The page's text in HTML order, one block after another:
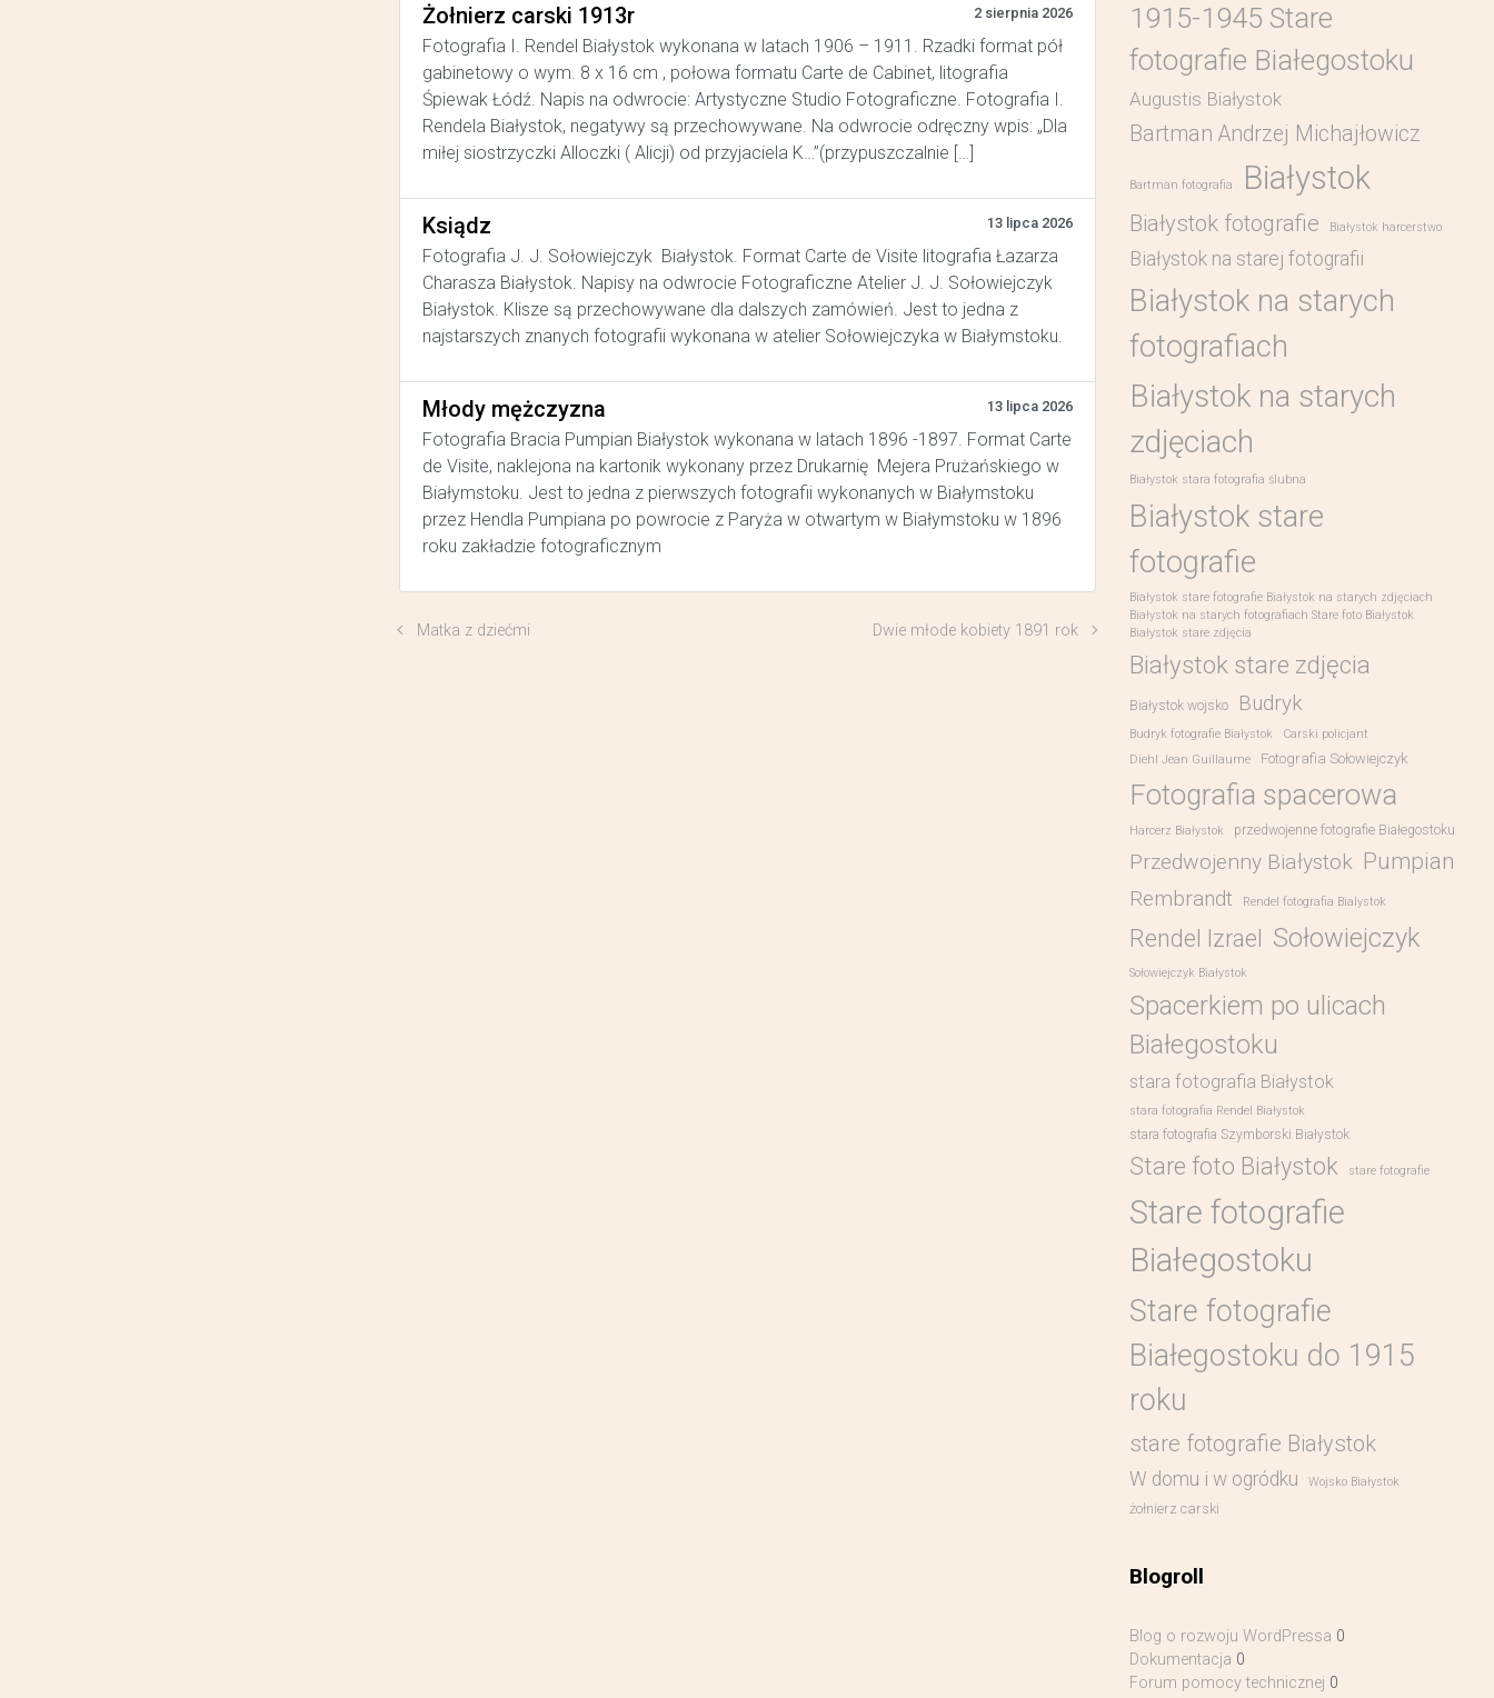
Żołnierz carski 1913r 2 sierpnia 2026
Fotografia I. Rendel Białystok wykonana w latach 1906 – 1911. Rzadki format pół
gabinetowy o wym. 8 x 16 cm , połowa formatu Carte de Cabinet, litografia
Śpiewak Łódź. Napis na odwrocie: Artystyczne Studio Fotograficzne. Fotografia I.
Rendela Białystok, negatywy są przechowywane. Na odwrocie odręczny wpis: „Dla
miłej siostrzyczki Alloczki ( Alicji) od przyjaciela K…”(przypuszczalnie […]
Ksiądz 13 lipca 2026
Fotografia J. J. Sołowiejczyk Białystok. Format Carte de Visite litografia Łazarza
Charasza Białystok. Napisy na odwrocie Fotograficzne Atelier J. J. Sołowiejczyk
Białystok. Klisze są przechowywane dla dalszych zamówień. Jest to jedna z
najstarszych znanych fotografii wykonana w atelier Sołowiejczyka w Białymstoku.
Młody mężczyzna 13 lipca 2026
Fotografia Bracia Pumpian Białystok wykonana w latach 1896 -1897. Format Carte
de Visite, naklejona na kartonik wykonany przez Drukarnię Mejera Prużańskiego w
Białymstoku. Jest to jedna z pierwszych fotografii wykonanych w Białymstoku
przez Hendla Pumpiana po powrocie z Paryża w otwartym w Białymstoku w 1896
roku zakładzie fotograficznym
Matka z dziećmi Dwie młode kobiety 1891 rok
1915-1945 Stare
fotografie Białegostoku
Augustis Białystok
Bartman Andrzej Michajłowicz
Bartman fotografia Białystok
Białystok fotografie Białystok harcerstwo
Białystok na starej fotografii
Białystok na starych
fotografiach
Białystok na starych
zdjęciach
Białystok stara fotografia ślubna
Białystok stare
fotografie
Białystok stare fotografie Białystok na starych zdjęciach
Białystok na starych fotografiach Stare foto Białystok
Białystok stare zdjęcia
Białystok stare zdjęcia
Białystok wojsko Budryk
Budryk fotografie Białystok
Carski policjant
Diehl Jean Guillaume
Fotografia Sołowiejczyk
Fotografia spacerowa
Harcerz Białystok przedwojenne fotografie Białegostoku
Przedwojenny Białystok Pumpian
Rembrandt Rendel fotografia Bialystok
Rendel Izrael Sołowiejczyk
Sołowiejczyk Białystok
Spacerkiem po ulicach
Białegostoku
stara fotografia Białystok
stara fotografia Rendel Białystok
stara fotografia Szymborski Białystok
Stare foto Białystok stare fotografie
Stare fotografie
Białegostoku
Stare fotografie
Białegostoku do 1915
roku
stare fotografie Białystok
W domu i w ogródku Wojsko Białystok
żołnierz carski
Blogroll
Blog o rozwoju WordPressa 0
Dokumentacja 0
Forum pomocy technicznej 0